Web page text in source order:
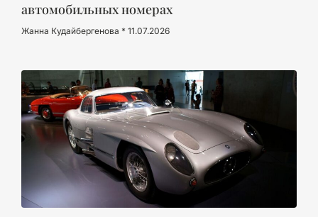
автомобильных номерах
Жанна Кудайбергенова 11.07.2026